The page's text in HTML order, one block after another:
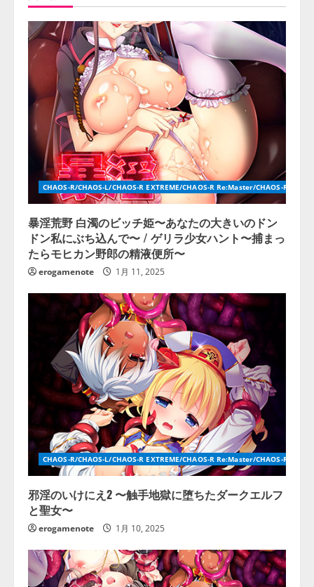
CHAOS-R/CHAOS-L/CHAOS-R EXTREME/CHAOS-R Re:Master/CHAOS-R feat.
暴淫荒野 白濁のビッチ姫〜あなたの大きいのドン
ドン私にぶち込んで〜 / ゲリラ少女ハント〜捕まっ
たらモヒカン野郎の精液便所〜
erogamenote 1月 11, 2025
CHAOS-R/CHAOS-L/CHAOS-R EXTREME/CHAOS-R Re:Master/CHAOS-R feat.
邪淫のいけにえ2 〜触手地獄に堕ちたダークエルフ
と聖女〜
erogamenote 1月 10, 2025